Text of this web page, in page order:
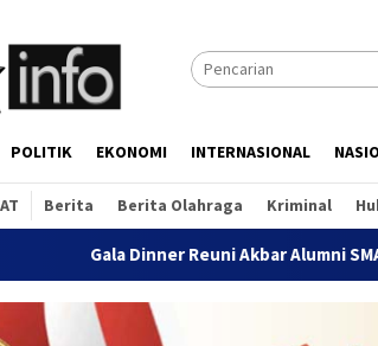
POLITIK EKONOMI INTERNASIONAL
Berita Berita Olahraga Kriminal
Akbar Alumni SMANDA Bengkulu 2026